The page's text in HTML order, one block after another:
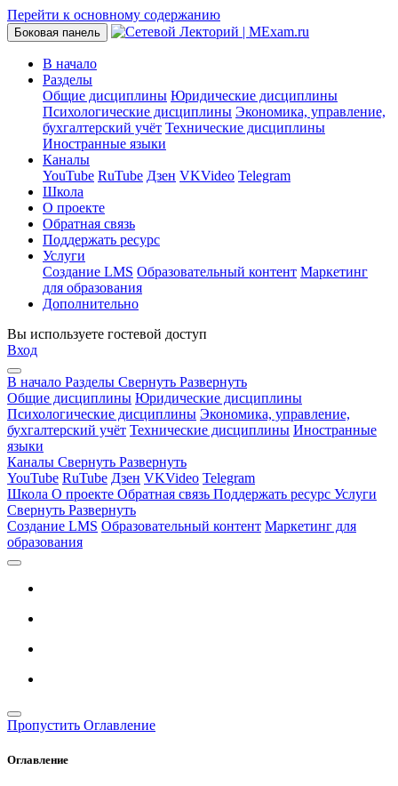
Перейти к основному содержанию
Боковая панель
В начало
Разделы
Общие дисциплины Юридические дисциплины
Психологические дисциплины Экономика, управление,
бухгалтерский учёт Технические дисциплины
Иностранные языки
Каналы
YouTube RuTube Дзен VKVideo Telegram
Школа
О проекте
Обратная связь
Поддержать ресурс
Услуги
Создание LMS Образовательный контент Маркетинг
для образования
Дополнительно
Вы используете гостевой доступ
Вход
В начало Разделы Свернуть Развернуть
Общие дисциплины Юридические дисциплины
Психологические дисциплины Экономика, управление,
бухгалтерский учёт Технические дисциплины Иностранные
языки
Каналы Свернуть Развернуть
YouTube RuTube Дзен VKVideo Telegram
Школа О проекте Обратная связь Поддержать ресурс Услуги
Свернуть Развернуть
Создание LMS Образовательный контент Маркетинг для
образования
Пропустить Оглавление
Оглавление